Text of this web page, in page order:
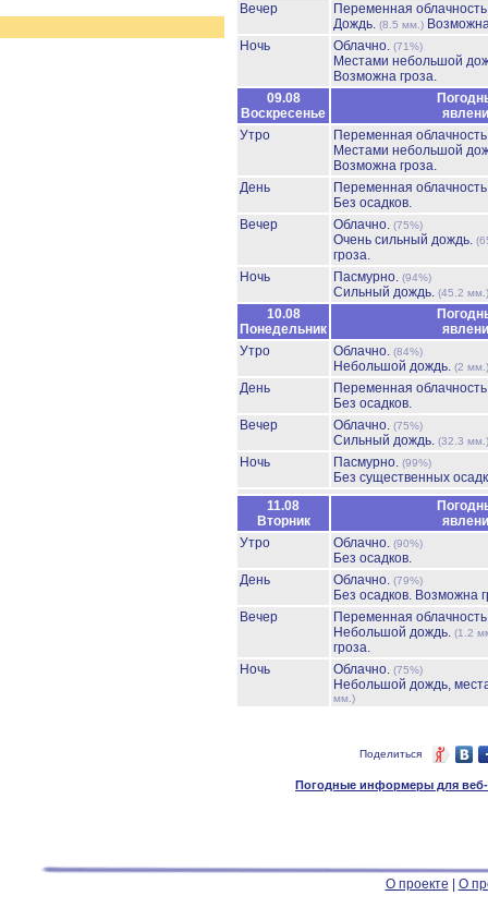
Вечер
Переменная
Дождь. (8.5 мм.)
Ночь
Облачно. (71%)
Местами небольшой
Возможна гроза.
09.08
Воскресенье
Утро
Переменная
Местами небольшой
Возможна гроза.
День
Переменная
Без осадков.
Вечер
Облачно. (75%)
Очень сильный дождь.
гроза.
Ночь
Пасмурно. (94%)
Сильный дождь. (45.2 мм.)
10.08
Понедельник
Утро
Облачно. (84%)
Небольшой дождь. (2 мм.)
День
Переменная
Без осадков.
Вечер
Облачно. (75%)
Сильный дождь. (32.3 мм.)
Ночь Пасмурно. (99%)
Без существенных
11.08
Вторник
Утро
Облачно. (90%)
Без осадков.
День
Облачно. (79%)
Без осадков. Возможна
Вечер
Переменная
Небольшой дождь. (1.2
гроза.
Ночь
Облачно. (75%)
Небольшой дождь,
мм.)
Поделиться
Погодные информеры для веб-
О проекте О